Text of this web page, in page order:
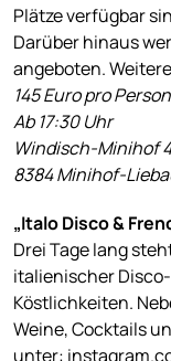
Plätze verfügbar
Darüber hinaus
angeboten.
145 Euro pro Person
Ab 17:30 Uhr
Windisch-Minihof
8384 Minihof-
„Italo Disco &
Drei Tage lang
italienischer
Köstlichkeiten.
Weine, Cocktails
unter: